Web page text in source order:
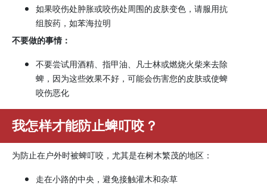
如果咬伤处肿胀或咬伤处周围的皮肤变色，请服用抗
组胺药，如苯海拉明
不要做的事情：
不要尝试用酒精、指甲油、凡士林或燃烧火柴来去除
蜱，因为这些效果不好，可能会伤害您的皮肤或使蜱
咬伤恶化
我怎样才能防止蜱叮咬？
为防止在户外时被蜱叮咬，尤其是在树木繁茂的地区：
走在小路的中央，避免接触灌木和杂草